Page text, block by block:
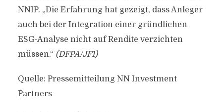
NNIP. „Die Erfahrung hat gezeigt, dass Anleger
auch bei der Integration einer gründlichen
ESG-Analyse nicht auf Rendite verzichten
müssen.“ (DFPA/JF1)
Quelle: Pressemitteilung NN Investment
Partners